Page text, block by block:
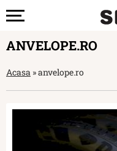
ANVELOPE.RO
Acasa »anvelope.ro